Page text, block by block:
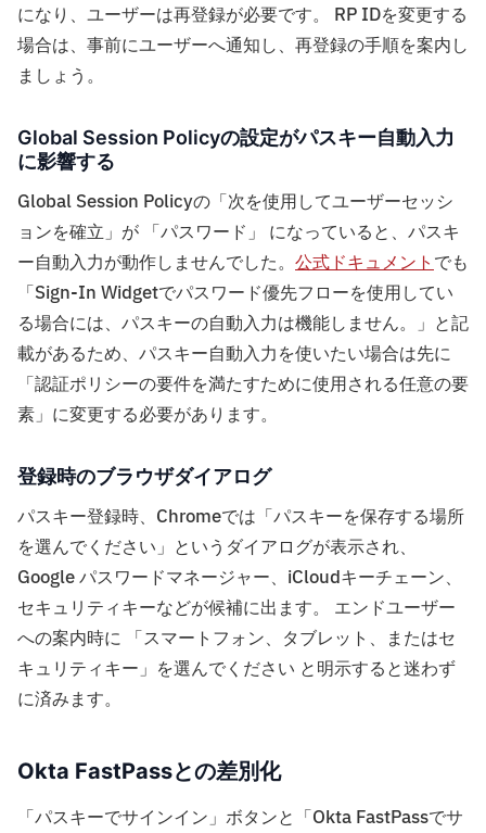
になり、ユーザーは再登録が必要です。 RP IDを変更する
場合は、事前にユーザーへ通知し、再登録の手順を案内し
ましょう。
Global Session Policyの設定がパスキー自動入力
に影響する
Global Session Policyの「次を使用してユーザーセッシ
ョンを確立」が 「パスワード」 になっていると、パスキ
ー自動入力が動作しませんでした。 公式ドキュメントでも
「Sign-In Widgetでパスワード優先フローを使用してい
る場合には、パスキーの自動入力は機能しません。」と記
載があるため、パスキー自動入力を使いたい場合は先に
「認証ポリシーの要件を満たすために使用される任意の要
素」に変更する必要があります。
登録時のブラウザダイアログ
パスキー登録時、Chromeでは「パスキーを保存する場所
を選んでください」というダイアログが表示され、
Google パスワードマネージャー、iCloudキーチェーン、
セキュリティキーなどが候補に出ます。 エンドユーザー
への案内時に 「スマートフォン、タブレット、またはセ
キュリティキー」を選んでください と明示すると迷わず
に済みます。
Okta FastPassとの差別化
「パスキーでサインイン」ボタンと「Okta FastPassでサ